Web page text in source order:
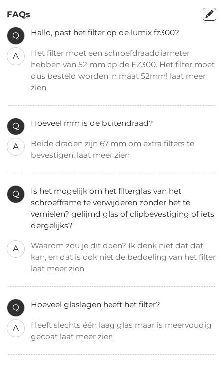
FAQs
Q Hallo, past het filter op de lumix fz300?
A
Het filter moet een schroefdraaddiameter
hebben van 52 mm op de FZ300. Het filter moet
dus besteld worden in maat 52mm! laat meer
zien
Q Hoeveel mm is de buitendraad?
A
Beide draden zijn 67 mm om extra filters te
bevestigen. laat meer zien
Q
Is het mogelijk om het filterglas van het
schroefframe te verwijderen zonder het te
vernielen? gelijmd glas of clipbevestiging of iets
dergelijks?
A
Waarom zou je dit doen? Ik denk niet dat dat
kan, en dat is ook niet de bedoeling van het filter
laat meer zien
Q Hoeveel glaslagen heeft het filter?
A
Heeft slechts één laag glas maar is meervoudig
gecoat laat meer zien